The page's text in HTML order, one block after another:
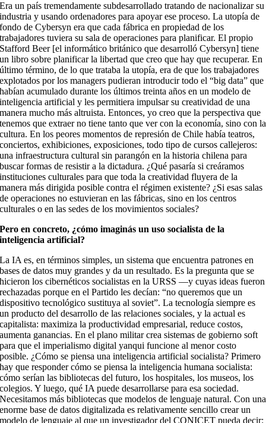
Era un país tremendamente subdesarrollado tratando de nacionalizar su
industria y usando ordenadores para apoyar ese proceso. La utopía de
fondo de Cybersyn era que cada fábrica en propiedad de los
trabajadores tuviera su sala de operaciones para planificar. El propio
Stafford Beer [el informático británico que desarrolló Cybersyn] tiene
un libro sobre planificar la libertad que creo que hay que recuperar. En
último término, de lo que trataba la utopía, era de que los trabajadores
explotados por los managers pudieran introducir todo el “big data” que
habían acumulado durante los últimos treinta años en un modelo de
inteligencia artificial y les permitiera impulsar su creatividad de una
manera mucho más altruista. Entonces, yo creo que la perspectiva que
tenemos que extraer no tiene tanto que ver con la economía, sino con la
cultura. En los peores momentos de represión de Chile había teatros,
conciertos, exhibiciones, exposiciones, todo tipo de cursos callejeros:
una infraestructura cultural sin parangón en la historia chilena para
buscar formas de resistir a la dictadura. ¿Qué pasaría si creáramos
instituciones culturales para que toda la creatividad fluyera de la
manera más dirigida posible contra el régimen existente? ¿Si esas salas
de operaciones no estuvieran en las fábricas, sino en los centros
culturales o en las sedes de los movimientos sociales?
Pero en concreto, ¿cómo imaginás un uso socialista de la
inteligencia artificial?
La IA es, en términos simples, un sistema que encuentra patrones en
bases de datos muy grandes y da un resultado. Es la pregunta que se
hicieron los cibernéticos socialistas en la URSS —y cuyas ideas fueron
rechazadas porque en el Partido les decían: “no queremos que un
dispositivo tecnológico sustituya al soviet”. La tecnología siempre es
un producto del desarrollo de las relaciones sociales, y la actual es
capitalista: maximiza la productividad empresarial, reduce costos,
aumenta ganancias. En el plano militar crea sistemas de gobierno soft
para que el imperialismo digital yanqui funcione al menor costo
posible. ¿Cómo se piensa una inteligencia artificial socialista? Primero
hay que responder cómo se piensa la inteligencia humana socialista:
cómo serían las bibliotecas del futuro, los hospitales, los museos, los
colegios. Y luego, qué IA puede desarrollarse para esa sociedad.
Necesitamos más bibliotecas que modelos de lenguaje natural. Con una
enorme base de datos digitalizada es relativamente sencillo crear un
modelo de lenguaje al que un investigador del CONICET pueda decir: